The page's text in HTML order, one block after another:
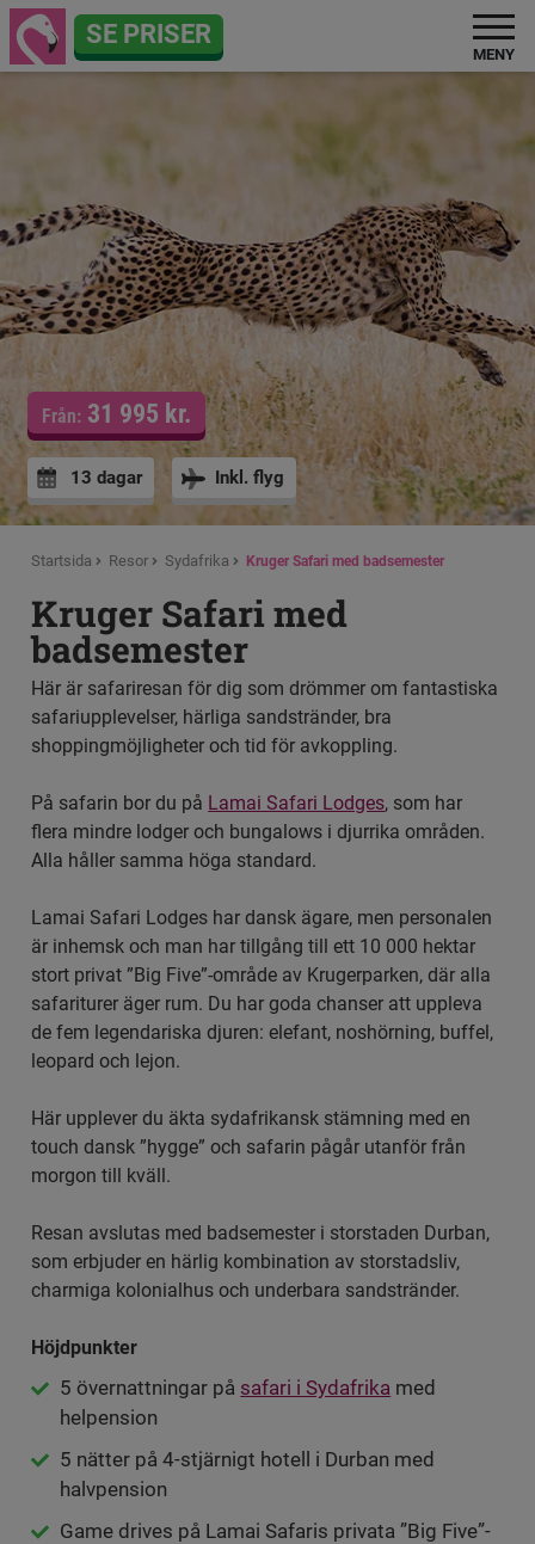
SE PRISER
MENY
Från: 31 995 kr.
13 dagar Inkl. flyg
Startsida Resor Sydafrika Kruger Safari med badsemester
Kruger Safari med
badsemester
Här är safariresan för dig som drömmer om fantastiska
safariupplevelser, härliga sandstränder, bra
shoppingmöjligheter och tid för avkoppling.
På safarin bor du på Lamai Safari Lodges, som har
flera mindre lodger och bungalows i djurrika områden.
Alla håller samma höga standard.
Lamai Safari Lodges har dansk ägare, men personalen
är inhemsk och man har tillgång till ett 10 000 hektar
stort privat ”Big Five”-område av Krugerparken, där alla
safariturer äger rum. Du har goda chanser att uppleva
de fem legendariska djuren: elefant, noshörning, buffel,
leopard och lejon.
Här upplever du äkta sydafrikansk stämning med en
touch dansk ”hygge” och safarin pågår utanför från
morgon till kväll.
Resan avslutas med badsemester i storstaden Durban,
som erbjuder en härlig kombination av storstadsliv,
charmiga kolonialhus och underbara sandstränder.
Höjdpunkter
5 övernattningar på safari i Sydafrika med
helpension
5 nätter på 4-stjärnigt hotell i Durban med
halvpension
Game drives på Lamai Safaris privata ”Big Five”-